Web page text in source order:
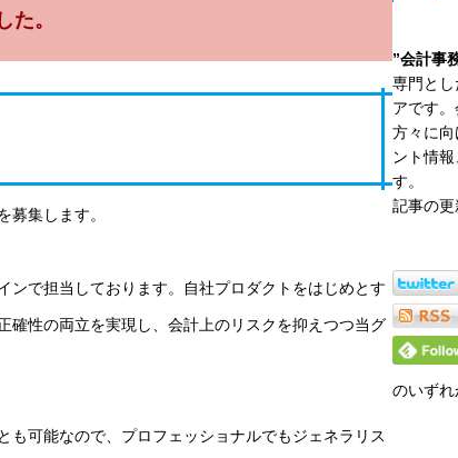
た。
集します。
ンで担当しております。自社プロダクトをはじめとす
確性の両立を実現し、会計上のリスクを抑えつつ当グ
可能なので、プロフェッショナルでもジェネラリス
”会計事
専門とし
アです
方々に
ント情
す。
記事の
のいずれ